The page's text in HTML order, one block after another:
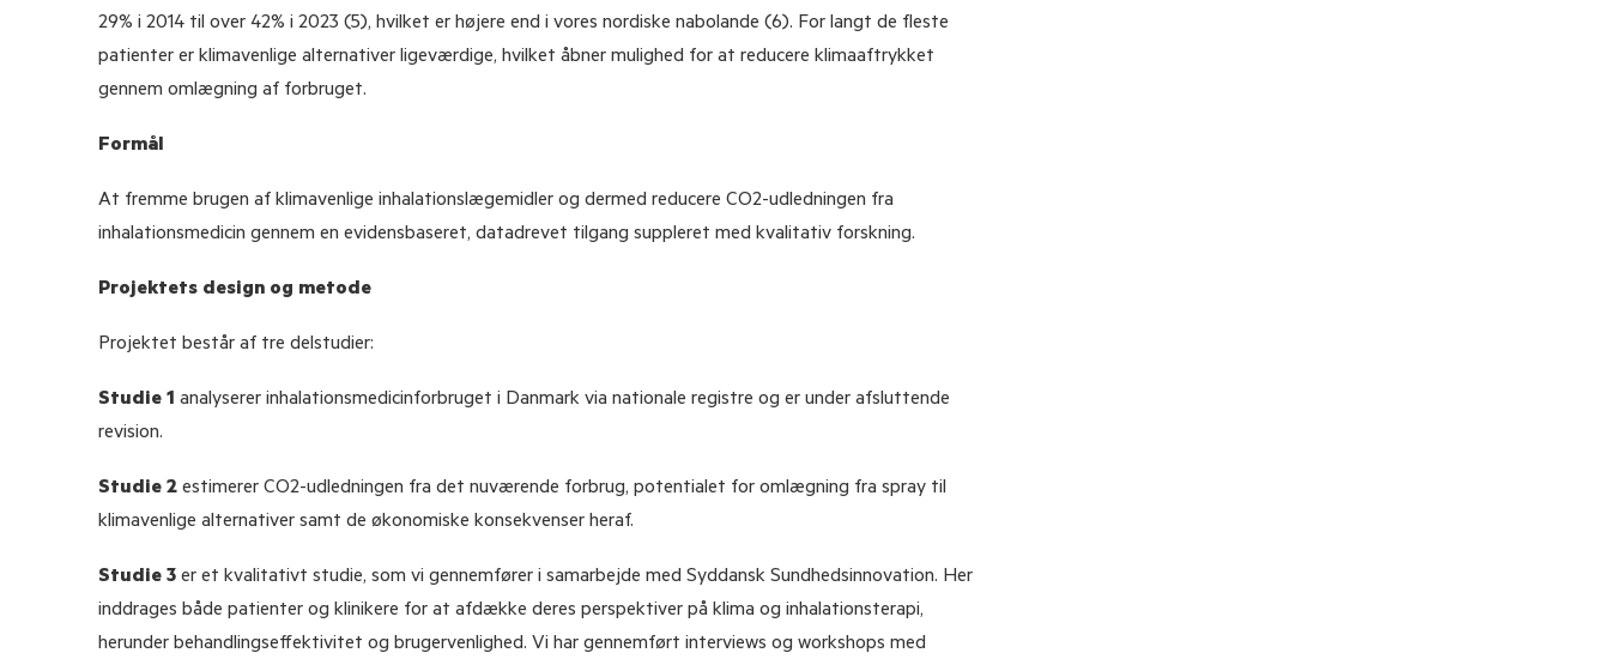
29% i 2014 til over 42% i 2023 (5), hvilket er højere end i vores nordiske nabolande (6). For langt de fleste
patienter er klimavenlige alternativer ligeværdige, hvilket åbner mulighed for at reducere klimaaftrykket
gennem omlægning af forbruget.
Formål
At fremme brugen af klimavenlige inhalationslægemidler og dermed reducere CO2-udledningen fra
inhalationsmedicin gennem en evidensbaseret, datadrevet tilgang suppleret med kvalitativ forskning.
Projektets design og metode
Projektet består af tre delstudier:
Studie 1 analyserer inhalationsmedicinforbruget i Danmark via nationale registre og er under afsluttende
revision.
Studie 2 estimerer CO2-udledningen fra det nuværende forbrug, potentialet for omlægning fra spray til
klimavenlige alternativer samt de økonomiske konsekvenser heraf.
Studie 3 er et kvalitativt studie, som vi gennemfører i samarbejde med Syddansk Sundhedsinnovation. Her
inddrages både patienter og klinikere for at afdække deres perspektiver på klima og inhalationsterapi,
herunder behandlingseffektivitet og brugervenlighed. Vi har gennemført interviews og workshops med